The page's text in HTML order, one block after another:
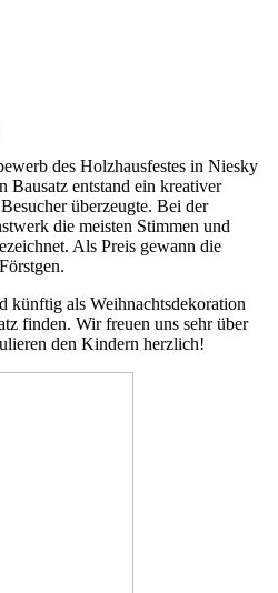
des Holzhausfestes in Niesky
Bausatz entstand ein kreativer
überzeugte. Bei der
die meisten Stimmen und
Als Preis gewann die
künftig als Weihnachtsdekoration
finden. Wir freuen uns sehr über
den Kindern herzlich!